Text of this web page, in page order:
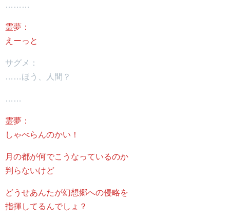
………
霊夢：
えーっと
サグメ：
……ほう、人間？
……
霊夢：
しゃべらんのかい！
月の都が何でこうなっているのか
判らないけど
どうせあんたが幻想郷への侵略を
指揮してるんでしょ？